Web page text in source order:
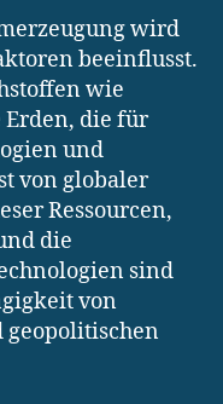
wird
beeinflusst.
wie
die für
und
von globaler
Ressourcen,
die
sind
von
geopolitischen